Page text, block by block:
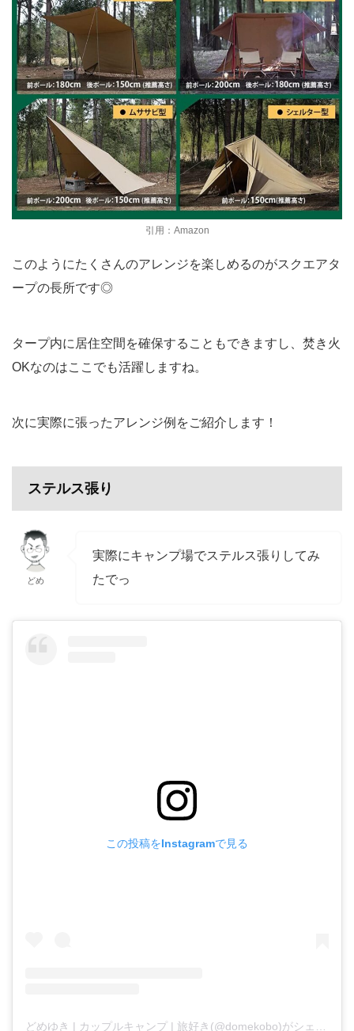
引用：Amazon
このようにたくさんのアレンジを楽しめるのがスクエアタ
ープの長所です◎
タープ内に居住空間を確保することもできますし、焚き火
OKなのはここでも活躍しますね。
次に実際に張ったアレンジ例をご紹介します！
ステルス張り
どめ
実際にキャンプ場でステルス張りしてみ
たでっ
この投稿をInstagramで見る